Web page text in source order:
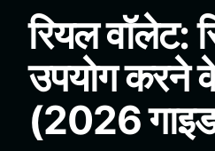
Português (Portugal)
Bahasa Indonesia
ภาษาไทย
Español
Português (Brasil)
रियल वॉलेट:
उपयोग करने
(2026